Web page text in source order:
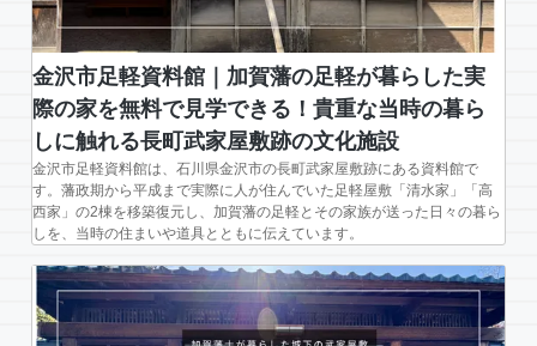
沢
の
歴
史
金沢市足軽資料館｜加賀藩の足軽が暮らした実
際の家を無料で見学できる！貴重な当時の暮ら
しに触れる長町武家屋敷跡の文化施設
金沢市足軽資料館は、石川県金沢市の長町武家屋敷跡にある資料館で
す。藩政期から平成まで実際に人が住んでいた足軽屋敷「清水家」「高
西家」の2棟を移築復元し、加賀藩の足軽とその家族が送った日々の暮ら
しを、当時の住まいや道具とともに伝えています。